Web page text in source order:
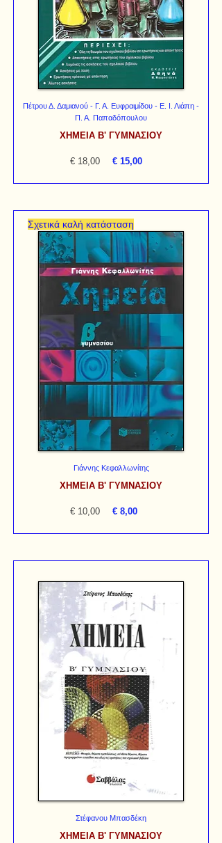
Πέτρου Δ. Δαμιανού - Γ. Α. Ευφραιμίδου - Ε. Ι. Λιάπη -
Π. Α. Παπαδόπουλου
ΧΗΜΕΙΑ Β' ΓΥΜΝΑΣΙΟΥ
€ 18,00 € 15,00
Σχετικά καλή κατάσταση
Γιάννης Κεφαλλωνίτης
ΧΗΜΕΙΑ Β' ΓΥΜΝΑΣΙΟΥ
€ 10,00 € 8,00
Στέφανου Μπασδέκη
ΧΗΜΕΙΑ Β' ΓΥΜΝΑΣΙΟΥ